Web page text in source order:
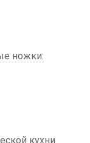
ножки:
кухни